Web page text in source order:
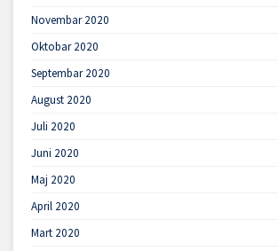
Novembar 2020
Oktobar 2020
Septembar 2020
August 2020
Juli 2020
Juni 2020
Maj 2020
April 2020
Mart 2020